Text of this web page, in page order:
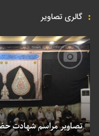
گالری تصاویر
تصاویر مراسم شهادت